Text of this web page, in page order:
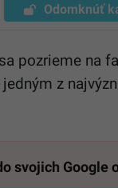
Odomknúť
pozrieme na
jedným z
svojich Google